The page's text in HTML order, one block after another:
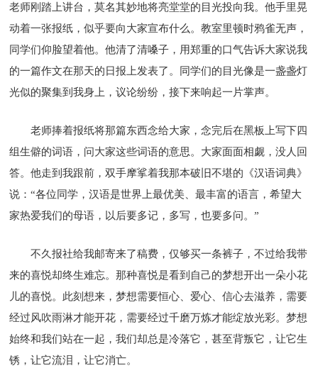
老师刚踏上讲台，莫名其妙地将亮堂堂的目光投向我。他手里晃
动着一张报纸，似乎要向大家宣布什么。教室里顿时鸦雀无声，
同学们仰脸望着他。他清了清嗓子，用郑重的口气告诉大家说我
的一篇作文在那天的日报上发表了。同学们的目光像是一盏盏灯
光似的聚集到我身上，议论纷纷，接下来响起一片掌声。
老师捧着报纸将那篇东西念给大家，念完后在黑板上写下四
组生僻的词语，问大家这些词语的意思。大家面面相觑，没人回
答。他走到我跟前，双手摩挲着我那本破旧不堪的《汉语词典》
说：“各位同学，汉语是世界上最优美、最丰富的语言，希望大
家热爱我们的母语，以后要多记，多写，也要多问。”
不久报社给我邮寄来了稿费，仅够买一条裤子，不过给我带
来的喜悦却终生难忘。那种喜悦是看到自己的梦想开出一朵小花
儿的喜悦。此刻想来，梦想需要恒心、爱心、信心去滋养，需要
经过风吹雨淋才能开花，需要经过千磨万炼才能绽放光彩。梦想
始终和我们站在一起，我们却总是冷落它，甚至背叛它，让它生
锈，让它流泪，让它消亡。